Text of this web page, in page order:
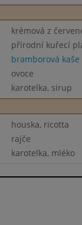
krémová z
přírodní kuřecí
bramborová kaše
ovoce
karotelka, sirup
houska, ricotta
rajče
karotelka, mléko